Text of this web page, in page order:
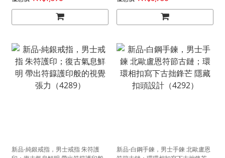
新品-純銀戒指，男士戒指 朱符護
新品-白鋼手鍊，男士手鍊 北歐盧恩